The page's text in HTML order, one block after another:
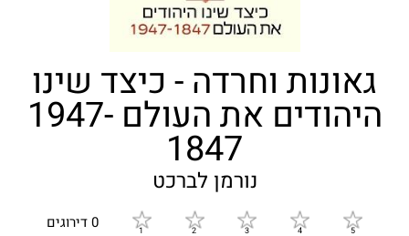
גאונות וחרדה - כיצד שינו
היהודים את העולם 1947-
1847
נורמן לברכט
0 דירוגים